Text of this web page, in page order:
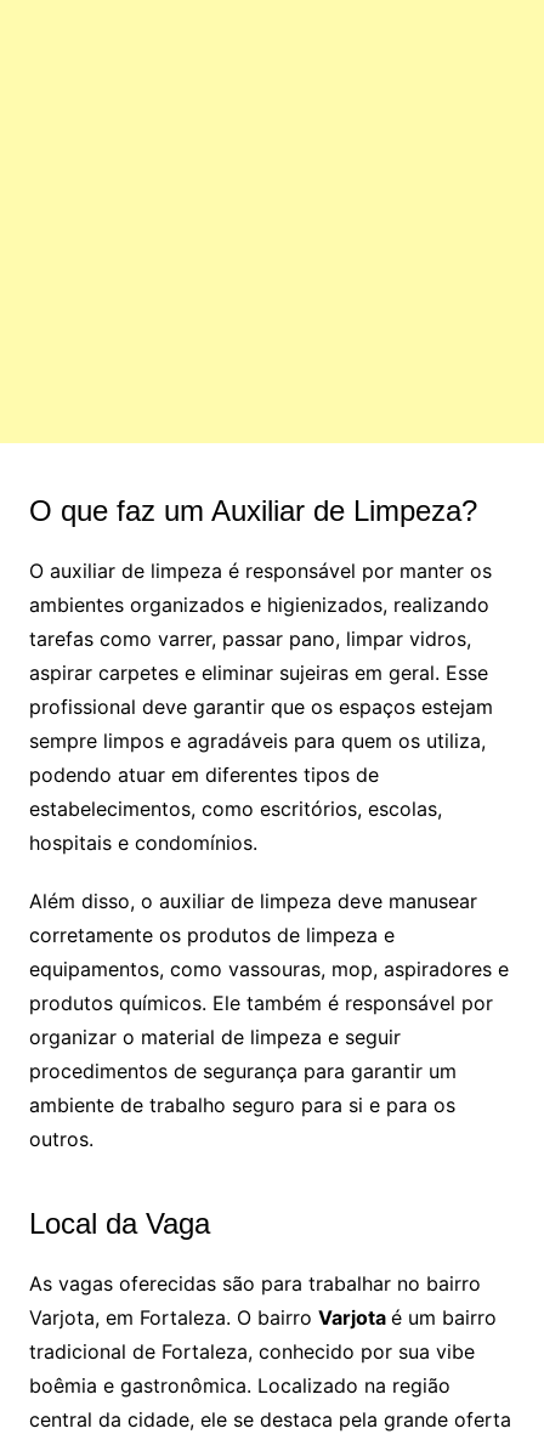
O que faz um Auxiliar de Limpeza?
O auxiliar de limpeza é responsável por manter os
ambientes organizados e higienizados, realizando
tarefas como varrer, passar pano, limpar vidros,
aspirar carpetes e eliminar sujeiras em geral. Esse
profissional deve garantir que os espaços estejam
sempre limpos e agradáveis para quem os utiliza,
podendo atuar em diferentes tipos de
estabelecimentos, como escritórios, escolas,
hospitais e condomínios.
Além disso, o auxiliar de limpeza deve manusear
corretamente os produtos de limpeza e
equipamentos, como vassouras, mop, aspiradores e
produtos químicos. Ele também é responsável por
organizar o material de limpeza e seguir
procedimentos de segurança para garantir um
ambiente de trabalho seguro para si e para os
outros.
Local da Vaga
As vagas oferecidas são para trabalhar no bairro
Varjota, em Fortaleza. O bairro Varjota é um bairro
tradicional de Fortaleza, conhecido por sua vibe
boêmia e gastronômica. Localizado na região
central da cidade, ele se destaca pela grande oferta